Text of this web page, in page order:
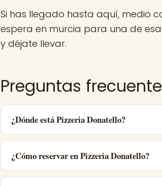
Si has llegado hasta aquí, medio
espera en murcia para una de
y déjate llevar.
Preguntas
¿Dónde está Pizzeria Donatello?
¿Cómo reservar en Pizzeria Donatello?